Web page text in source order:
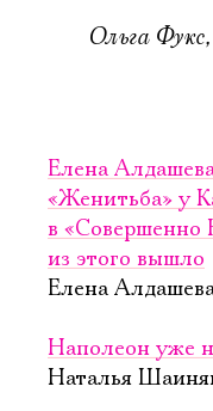
Ольга
Елена
«Женитьба» у
в «Совершенно
из этого вышло
Елена
Наполеон уже
Наталья